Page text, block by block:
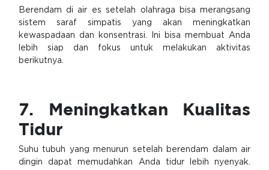
Berendam di air es setelah olahraga bisa merangsang
sistem saraf simpatis yang akan meningkatkan
kewaspadaan dan konsentrasi. Ini bisa membuat Anda
lebih siap dan fokus untuk melakukan aktivitas
berikutnya.
7. Meningkatkan Kualitas
Tidur
Suhu tubuh yang menurun setelah berendam dalam air
dingin dapat memudahkan Anda tidur lebih nyenyak.